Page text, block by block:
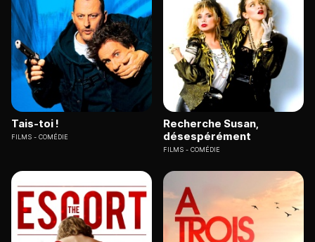
Tais-toi !
FILMS COMÉDIE
Recherche Susan,
désespérément
FILMS COMÉDIE